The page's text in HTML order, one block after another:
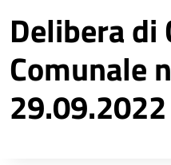
Delibera di
Comunale
29.09.2022